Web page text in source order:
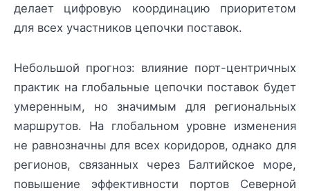
делает цифровую координацию приоритетом
для всех участников цепочки поставок.
Небольшой прогноз: влияние порт-центричных
практик на глобальные цепочки поставок будет
умеренным, но значимым для региональных
маршрутов. На глобальном уровне изменения
не равнозначны для всех коридоров, однако для
регионов, связанных через Балтийское море,
повышение эффективности портов Северной